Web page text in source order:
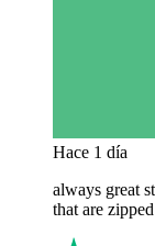
Hace 1 día
always great
that are